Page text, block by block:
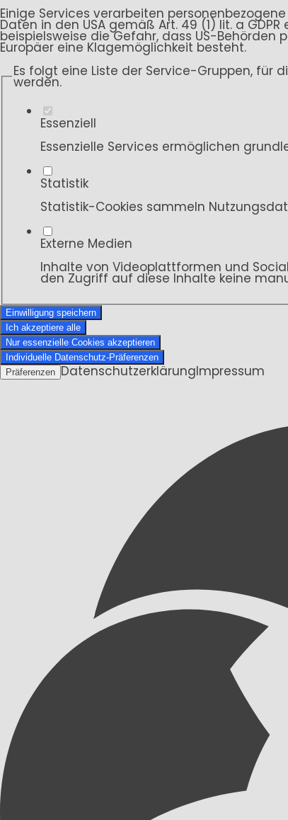
Einige Services verarbeiten
Daten in den USA gemäß Art. 49 (1) lit. a
beispielsweise die Gefahr, dass US-
Europäer eine Klagemöglichkeit besteht.
Es folgt eine Liste der Service-Gruppen, für
werden.
Essenziell
Essenzielle Services ermöglichen
Statistik
Statistik-Cookies sammeln
Externe Medien
Inhalte von Videoplattformen und
den Zugriff auf diese Inhalte keine
Einwilligung speichern
Ich akzeptiere alle
Nur essenzielle Cookies akzeptieren
Individuelle Datenschutz-Präferenzen
Präferenzen DatenschutzerklärungImpressum